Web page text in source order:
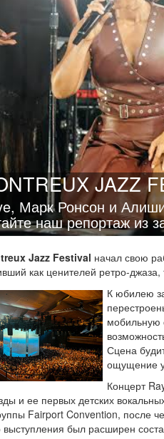
JAZZ
Марк Ронсон и
наш репортаж из
Jazz Festival начал свою
как ценителей ретро-
К юбилею
мобильную
Сцена
ощущение
Концерт
и ее первых детских
Fairport Convention, после
выступления был расширен